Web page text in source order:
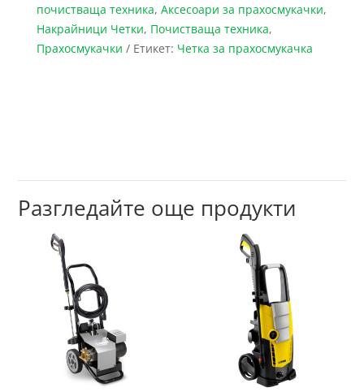
почистваща техника, Аксесоари за прахосмукачки,
Накрайници Четки, Почистваща техника,
Прахосмукачки
Етикет: Четка за прахосмукачка
Разгледайте още продукти